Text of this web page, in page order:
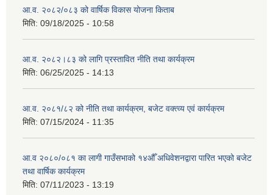
आ.व. २०८२/०८३ को वार्षिक विकास योजना किताब
मिति: 09/18/2025 - 10:58
आ.व. २०८२।८३ को लागि प्रस्तावित नीति तथा कार्यक्रम
मिति: 06/25/2025 - 14:13
आ.व. २०८१/८२ को नीति तथा कार्यक्रम, बजेट वक्त्व्य एवं कार्यक्रम
मिति: 07/15/2024 - 11:35
आ.व २०८०/०८१ का लागी गाउँसभाको १४औँ अधिवेशनद्वारा पारित भएको बजेट
तथा वार्षिक कार्यक्रम
मिति: 07/11/2023 - 13:19